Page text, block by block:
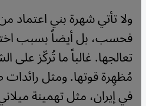
ولا تأتي شهرة بني اعتماد
فحسب، بل أيضاً بسبب
تعالجها. غالباً ما تُركّز على
مُظهِرة قوتها. ومثل رائدات
في إيران، مثل تهمينة